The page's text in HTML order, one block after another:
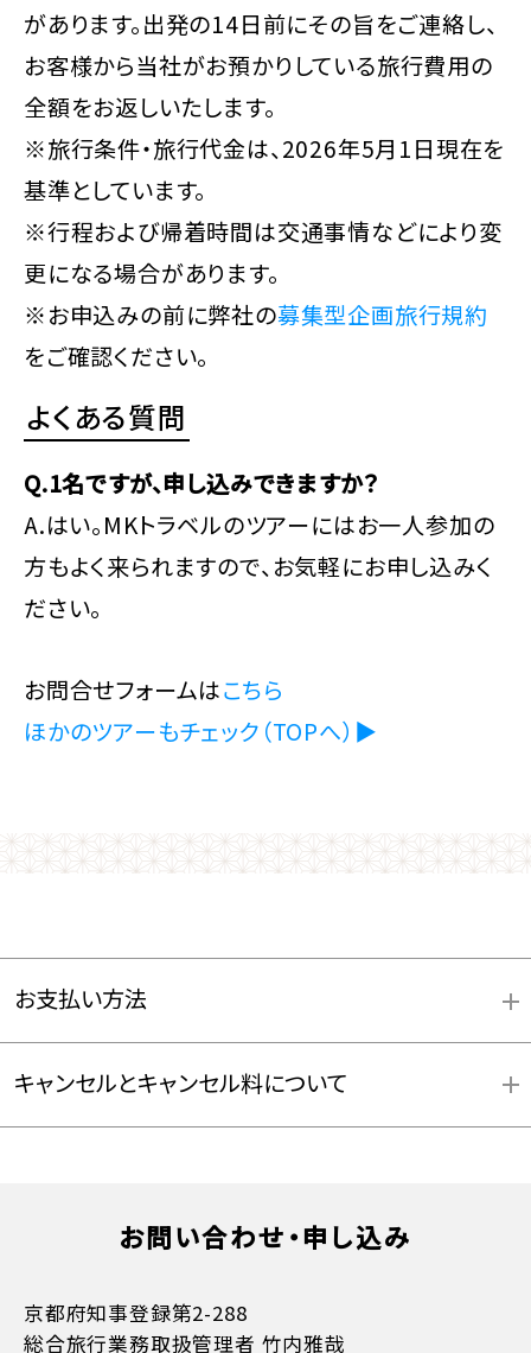
があります。出発の14日前にその旨をご連絡し、
お客様から当社がお預かりしている旅行費用の
全額をお返しいたします。
※旅行条件・旅行代金は、2026年5月1日現在を
基準としています。
※行程および帰着時間は交通事情などにより変
更になる場合があります。
※お申込みの前に弊社の募集型企画旅行規約
をご確認ください。
よくある質問
Q.1名ですが、申し込みできますか？
A.はい。MKトラベルのツアーにはお一人参加の
方もよく来られますので、お気軽にお申し込みく
ださい。
お問合せフォームはこちら
ほかのツアーもチェック（TOPへ）▶
お支払い方法
お支払方法詳細はこちら
キャンセルとキャンセル料について
お問い合わせ・申し込み
京都府知事登録第2-288
総合旅行業務取扱管理者 竹内雅哉